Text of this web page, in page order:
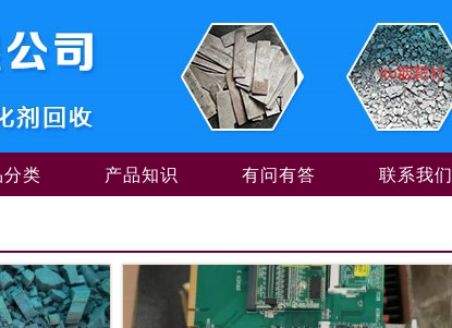
类 产品知识 有问有答 联系我们